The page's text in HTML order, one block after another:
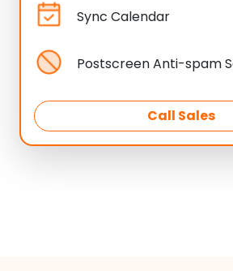
Sync Calendar
Postscreen Anti-spam
Call Sales